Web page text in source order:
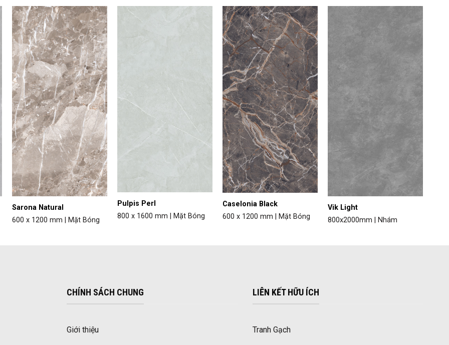
Add to
wishlist
Sarona Natural
600 x 1200 mm | Mặt Bóng
Pulpis Perl
800 x 1600 mm | Mặt Bóng
Add to
wishlist
Caselonia Black
600 x 1200 mm | Mặt Bóng
Vik Light
800x2000mm | Nhám
CHÍNH SÁCH CHUNG
Giới thiệu
LIÊN KẾT HỮU ÍCH
Tranh Gạch